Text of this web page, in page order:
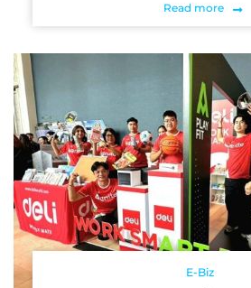
Read more
E-Biz